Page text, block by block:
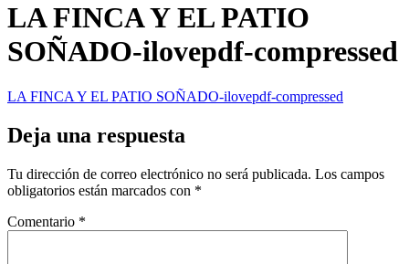
LA FINCA Y EL PATIO
SOÑADO-ilovepdf-compressed
LA FINCA Y EL PATIO SOÑADO-ilovepdf-compressed
Deja una respuesta
Tu dirección de correo electrónico no será publicada. Los campos
obligatorios están marcados con *
Comentario *